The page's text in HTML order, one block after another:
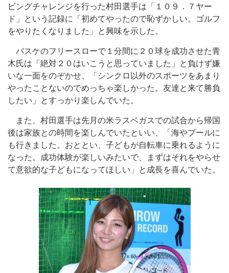
ビングチャレンジを行った村田選手は「１０９．７ヤー
ド」という記録に「初めてやったので恥ずかしい。ゴルフ
をやりたくなりました」と興味を示した。
バスケのフリースローで１分間に２０球を成功させた青
木氏は「絶対２０はいこうと思っていました」と負けず嫌
いな一面をのぞかせ、「シンクロ以外のスポーツをあまり
やったことないのでめっちゃ楽しかった。友達と来て勝負
したい」とすっかり楽しんでいた。
また、村田選手は先月の米ラスベガスでの試合から帰国
後は家族との時間を楽しんでいたといい、「海やプールに
も行きました。おととい、子どもが自転車に乗れるように
なった。成功体験が楽しいみたいで、まずはそれをやらせ
て意欲的な子どもになってほしい」と成長を喜んでいた。